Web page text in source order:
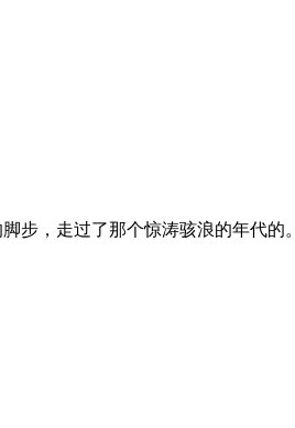
步，走过了那个惊涛骇浪的年代的。